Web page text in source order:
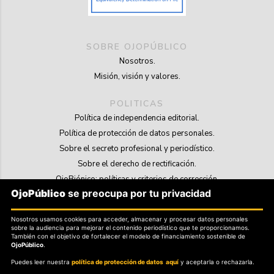
SOBRE OJOPÚBLICO
Nosotros.
Misión, visión y valores.
POLITICAS
Política de independencia editorial.
Política de protección de datos personales.
Sobre el secreto profesional y periodístico.
Sobre el derecho de rectificación.
OjoBiónico: políticas y criterios de corrección.
Sobre libertad de información frente a pedidos de retiro de contenidos.
SOSTENIBILIDAD
La Tienda de OjoPúblico.
OjoLab.
OjoPúblico se preocupa por tu privacidad
Nosotros usamos cookies para acceder, almacenar y procesar datos personales
sobre la audiencia para mejorar el contenido periodístico que te proporcionamos.
También con el objetivo de fortalecer el modelo de financiamiento sostenible de
OjoPúblico.
Puedes leer nuestrapolítica de protección de datos aquí y aceptarla o rechazarla.